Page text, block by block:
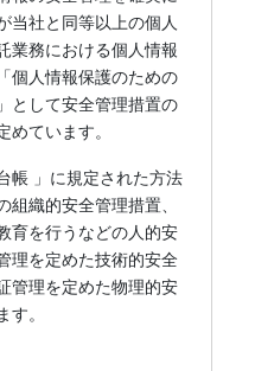
当社と同等以上の個人
業務における個人情報
個人情報保護のための
として安全管理措置の
ています。
帳 」に規定された方法
織的安全管理措置、
育を行うなどの人的安
理を定めた技術的安全
管理を定めた物理的安
。